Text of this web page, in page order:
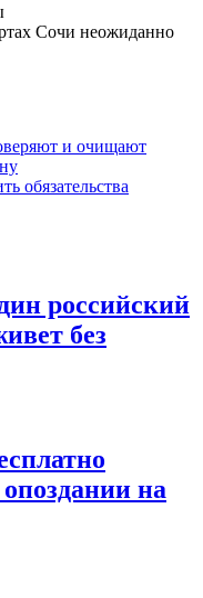
Сочи неожиданно
и очищают
обязательства
российский
без
на